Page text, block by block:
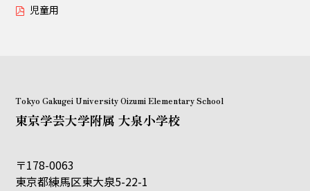
児童用
Tokyo Gakugei University Oizumi Elementary School
東京学芸大学附属 大泉小学校
〒178-0063
東京都練馬区東大泉5-22-1